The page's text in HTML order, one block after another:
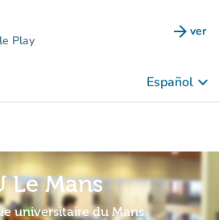
Play arrow_forward ver
Español keyboard_arrow_down
Le Mans
universitaire du Mans